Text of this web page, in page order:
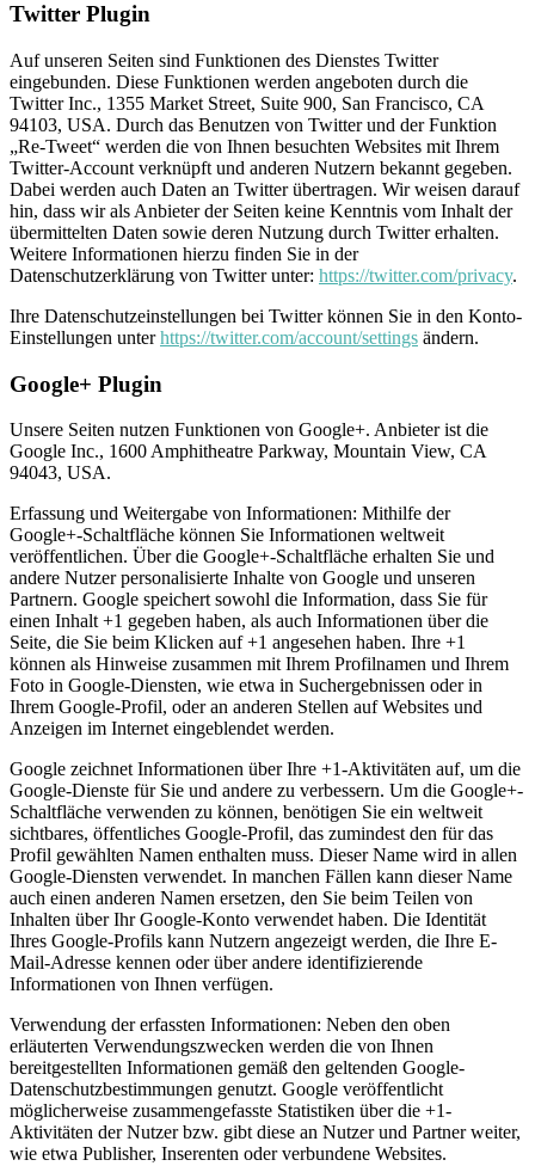
Twitter Plugin
Auf unseren Seiten sind Funktionen des Dienstes Twitter
eingebunden. Diese Funktionen werden angeboten durch die
Twitter Inc., 1355 Market Street, Suite 900, San Francisco, CA
94103, USA. Durch das Benutzen von Twitter und der Funktion
„Re-Tweet“ werden die von Ihnen besuchten Websites mit Ihrem
Twitter-Account verknüpft und anderen Nutzern bekannt gegeben.
Dabei werden auch Daten an Twitter übertragen. Wir weisen darauf
hin, dass wir als Anbieter der Seiten keine Kenntnis vom Inhalt der
übermittelten Daten sowie deren Nutzung durch Twitter erhalten.
Weitere Informationen hierzu finden Sie in der
Datenschutzerklärung von Twitter unter: https://twitter.com/privacy.
Ihre Datenschutzeinstellungen bei Twitter können Sie in den Konto-
Einstellungen unterhttps://twitter.com/account/settings ändern.
Google+ Plugin
Unsere Seiten nutzen Funktionen von Google+. Anbieter ist die
Google Inc., 1600 Amphitheatre Parkway, Mountain View, CA
94043, USA.
Erfassung und Weitergabe von Informationen: Mithilfe der
Google+-Schaltfläche können Sie Informationen weltweit
veröffentlichen. Über die Google+-Schaltfläche erhalten Sie und
andere Nutzer personalisierte Inhalte von Google und unseren
Partnern. Google speichert sowohl die Information, dass Sie für
einen Inhalt +1 gegeben haben, als auch Informationen über die
Seite, die Sie beim Klicken auf +1 angesehen haben. Ihre +1
können als Hinweise zusammen mit Ihrem Profilnamen und Ihrem
Foto in Google-Diensten, wie etwa in Suchergebnissen oder in
Ihrem Google-Profil, oder an anderen Stellen auf Websites und
Anzeigen im Internet eingeblendet werden.
Google zeichnet Informationen über Ihre +1-Aktivitäten auf, um die
Google-Dienste für Sie und andere zu verbessern. Um die Google+-
Schaltfläche verwenden zu können, benötigen Sie ein weltweit
sichtbares, öffentliches Google-Profil, das zumindest den für das
Profil gewählten Namen enthalten muss. Dieser Name wird in allen
Google-Diensten verwendet. In manchen Fällen kann dieser Name
auch einen anderen Namen ersetzen, den Sie beim Teilen von
Inhalten über Ihr Google-Konto verwendet haben. Die Identität
Ihres Google-Profils kann Nutzern angezeigt werden, die Ihre E-
Mail-Adresse kennen oder über andere identifizierende
Informationen von Ihnen verfügen.
Verwendung der erfassten Informationen: Neben den oben
erläuterten Verwendungszwecken werden die von Ihnen
bereitgestellten Informationen gemäß den geltenden Google-
Datenschutzbestimmungen genutzt. Google veröffentlicht
möglicherweise zusammengefasste Statistiken über die +1-
Aktivitäten der Nutzer bzw. gibt diese an Nutzer und Partner weiter,
wie etwa Publisher, Inserenten oder verbundene Websites.